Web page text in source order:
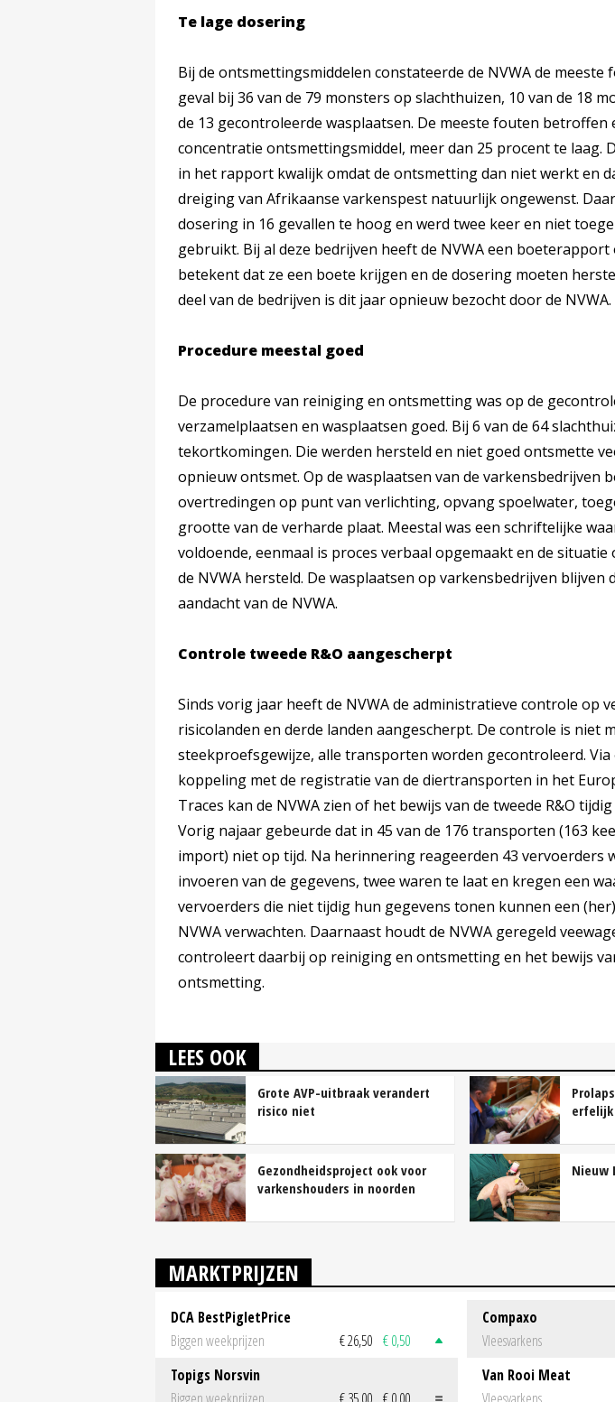
Te lage dosering
Bij de ontsmettingsmiddelen constateerde de NVWA de meeste
geval bij 36 van de 79 monsters op slachthuizen, 10 van de 18
de 13 gecontroleerde wasplaatsen. De meeste fouten betroffen
concentratie ontsmettingsmiddel, meer dan 25 procent te laag.
in het rapport kwalijk omdat de ontsmetting dan niet werkt en
dreiging van Afrikaanse varkenspest natuurlijk ongewenst.
dosering in 16 gevallen te hoog en werd twee keer en niet
gebruikt. Bij al deze bedrijven heeft de NVWA een
betekent dat ze een boete krijgen en de dosering moeten
deel van de bedrijven is dit jaar opnieuw bezocht door de NVWA.
Procedure meestal goed
De procedure van reiniging en ontsmetting was op de
verzamelplaatsen en wasplaatsen goed. Bij 6 van de 64
tekortkomingen. Die werden hersteld en niet goed ontsmette
opnieuw ontsmet. Op de wasplaatsen van de varkensbedrijven
overtredingen op punt van verlichting, opvang spoelwater,
grootte van de verharde plaat. Meestal was een schriftelijke
voldoende, eenmaal is proces verbaal opgemaakt en de situatie
de NVWA hersteld. De wasplaatsen op varkensbedrijven blijven
aandacht van de NVWA.
Controle tweede R&O aangescherpt
Sinds vorig jaar heeft de NVWA de administratieve controle op
risicolanden en derde landen aangescherpt. De controle is niet
steekproefsgewijze, alle transporten worden gecontroleerd. Via
koppeling met de registratie van de diertransporten in het
Traces kan de NVWA zien of het bewijs van de tweede R&O
Vorig najaar gebeurde dat in 45 van de 176 transporten (163
import) niet op tijd. Na herinnering reageerden 43 vervoerders
invoeren van de gegevens, twee waren te laat en kregen een
vervoerders die niet tijdig hun gegevens tonen kunnen een
NVWA verwachten. Daarnaast houdt de NVWA geregeld
controleert daarbij op reiniging en ontsmetting en het bewijs
ontsmetting.
LEES OOK
Grote AVP-uitbraak verandert
risico niet
erfelijk
Gezondheidsproject ook voor
varkenshouders in noorden
Nieuw
MARKTPRIJZEN
DCA BestPigletPrice
Biggen weekprijzen
€ 26,50 € 0,50
Topigs Norsvin
Biggen weekprijzen
€ 35,00 € 0,00
Compaxo
Vleesvarkens
Van Rooi Meat
Vleesvarkens